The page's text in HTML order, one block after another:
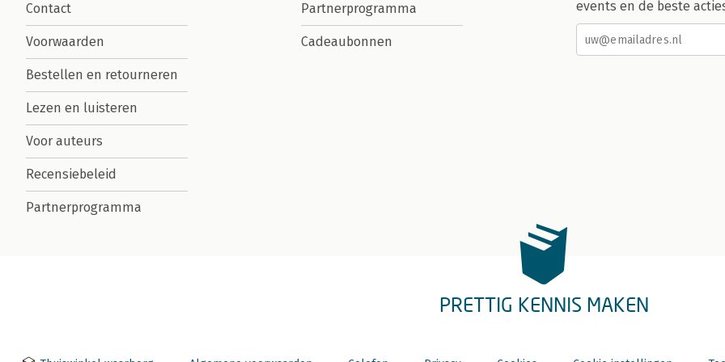
Contact
Voorwaarden
Bestellen en retourneren
Lezen en luisteren
Voor auteurs
Recensiebeleid
Partnerprogramma
Partnerprogramma
Cadeaubonnen
events en de beste
PRETTIG KENNIS MAKEN